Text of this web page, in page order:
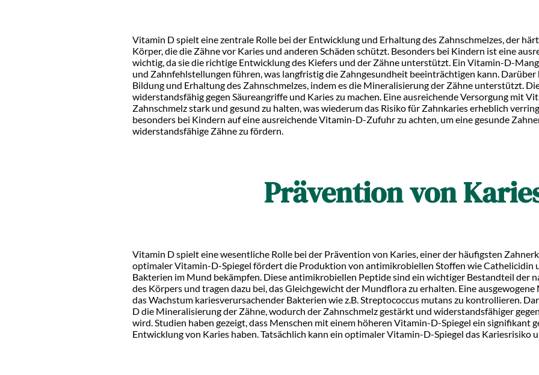
Vitamin D spielt eine zentrale Rolle bei der Entwicklung und Erhaltung des Zahnschmelzes, der
Körper, die die Zähne vor Karies und anderen Schäden schützt. Besonders bei Kindern ist eine
wichtig, da sie die richtige Entwicklung des Kiefers und der Zähne unterstützt. Ein Vitamin-D-
und Zahnfehlstellungen führen, was langfristig die Zahngesundheit beeinträchtigen kann.
Bildung und Erhaltung des Zahnschmelzes, indem es die Mineralisierung der Zähne unterstützt.
widerstandsfähig gegen Säureangriffe und Karies zu machen. Eine ausreichende Versorgung mit
Zahnschmelz stark und gesund zu halten, was wiederum das Risiko für Zahnkaries erheblich
besonders bei Kindern auf eine ausreichende Vitamin-D-Zufuhr zu achten, um eine gesunde
widerstandsfähige Zähne zu fördern.
Prävention von
Vitamin D spielt eine wesentliche Rolle bei der Prävention von Karies, einer der häufigsten
optimaler Vitamin-D-Spiegel fördert die Produktion von antimikrobiellen Stoffen wie Cathelicidin
Bakterien im Mund bekämpfen. Diese antimikrobiellen Peptide sind ein wichtiger Bestandteil der
des Körpers und tragen dazu bei, das Gleichgewicht der Mundflora zu erhalten. Eine
das Wachstum kariesverursachender Bakterien wie z.B. Streptococcus mutans zu kontrollieren.
D die Mineralisierung der Zähne, wodurch der Zahnschmelz gestärkt und widerstandsfähiger
wird. Studien haben gezeigt, dass Menschen mit einem höheren Vitamin-D-Spiegel ein signifikant
Entwicklung von Karies haben. Tatsächlich kann ein optimaler Vitamin-D-Spiegel das Kariesrisiko